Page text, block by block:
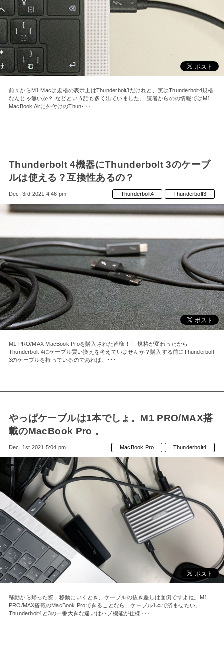
前々からM1 Macは規格の表示上はThunderbolt3だけれと、実はThunderbolt4規格
なんじゃ無いか？ などという話も多く出ていました。 読者からのの情報ではM1
MacBook Airに外付けのThun･･･
Thunderbolt 4機器にThunderbolt 3のケーブ
ルは使える？互換性あるの？
Dec. 3rd 2021 4:46 pm Thunderbolt4 Thunderbolt3
M1 PRO/MAX MacBook Proを購入された皆様！！ 規格が変わったから
Thunderbolt 4にケーブル買い換えを考えていませんか？購入する前にThunderbolt
3のケーブルを持っているのであれば、･･･
やっぱケーブルは1本でしょ。M1 PRO/MAX搭
載のMacBook Pro 。
Dec. 1st 2021 5:04 pm MacBook Pro Thunderbolt4
移動から帰った際、移動にいくとき、ケーブルの抜き差しは面倒ですよね。M1
PRO/MAX搭載のMacBook Proできることなら、ケーブル1本で済ませたい。
Thunderbolt4と3の一番大きな違いはハブ機能が仕様･･･